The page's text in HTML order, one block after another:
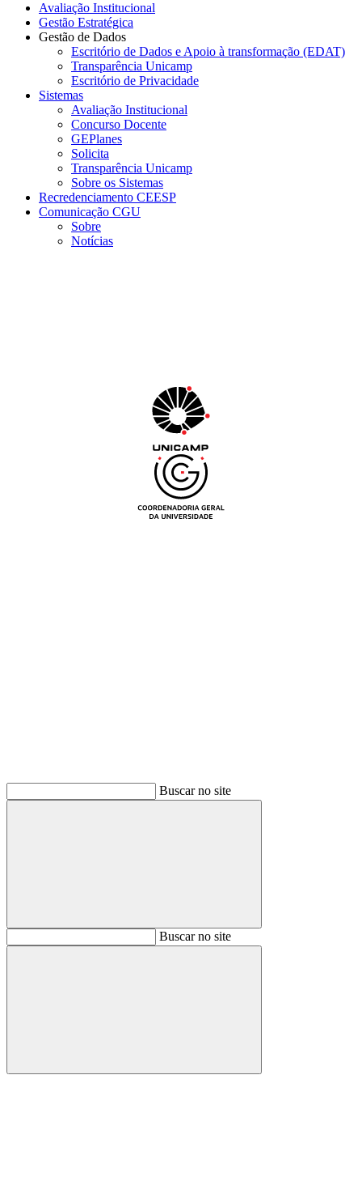
Avaliação Institucional
Gestão Estratégica
Gestão de Dados
Escritório de Dados e Apoio à transformação (EDAT)
Transparência Unicamp
Escritório de Privacidade
Sistemas
Avaliação Institucional
Concurso Docente
GEPlanes
Solicita
Transparência Unicamp
Sobre os Sistemas
Recredenciamento CEESP
Comunicação CGU
Sobre
Notícias
Buscar no site
BuscarBuscar no site
Buscar